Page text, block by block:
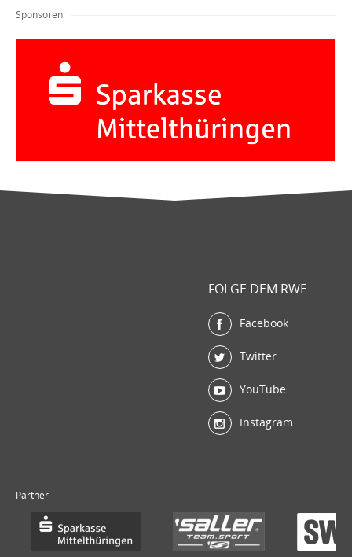
Sponsoren
FOLGE DEM RWE
Facebook
Twitter
YouTube
Instagram
Partner